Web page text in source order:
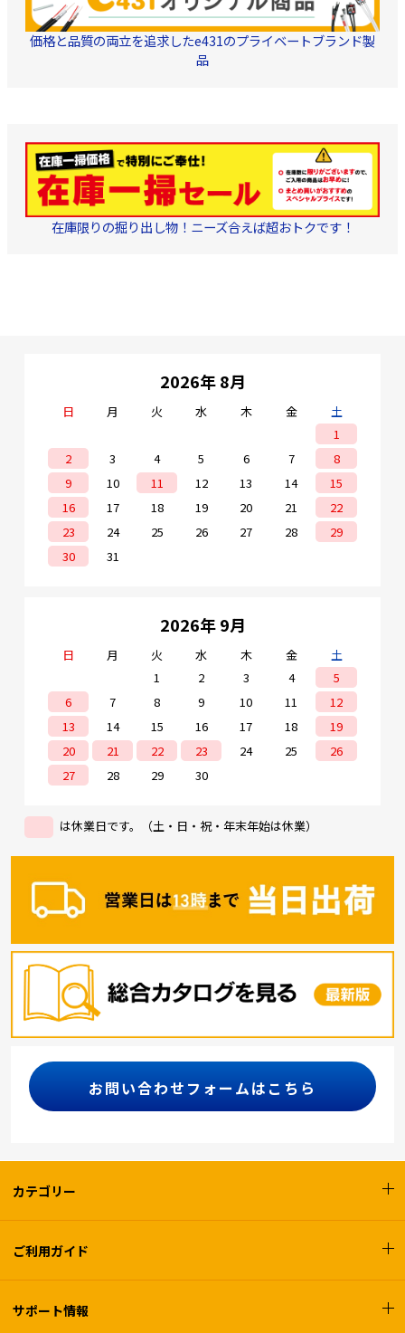
価格と品質の両立を追求したe431のプライベートブランド製
品
在庫限りの掘り出し物！ニーズ合えば超おトクです！
2026年 8月
日 月 火 水 木 金
土
1
2
3 4 5 6 7
8
9
10 11 12 13 14
15
16
17 18 19 20 21
22
23
24 25 26 27 28
29
30
31
2026年 9月
日 月 火 水 木 金
土
1
2 3 4
5
6
7 8 9 10 11
12
13
14 15 16 17 18
19
20
21 22 23 24 25
26
27
28 29 30
は休業日です。（土・日・祝・年末年始は休業）
お問い合わせフォームはこちら
カテゴリー
ご利用ガイド
サポート情報